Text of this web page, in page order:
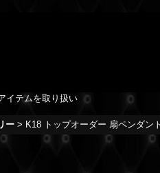
イテムを取り扱い
ー > K18 トップオーダー 扇ペンダン